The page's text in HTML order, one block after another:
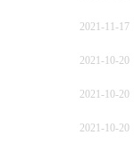
2021-11-17
2021-10-20
2021-10-20
2021-10-20